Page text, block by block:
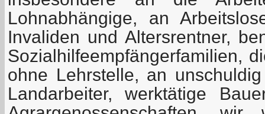
Lohnabhängige, an
Invaliden und Altersrentner,
Sozialhilfeempfängerfamilien,
ohne Lehrstelle, an
Landarbeiter, werktätige